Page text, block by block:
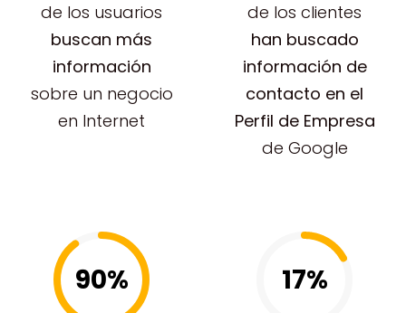
de los usuarios
buscan más
información
sobre un negocio
en Internet
de los clientes
han buscado
información de
contacto en el
Perfil de Empresa
de Google
90% 17%